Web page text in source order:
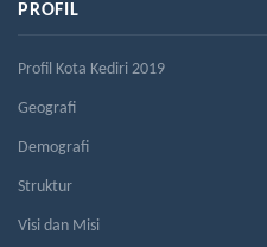
PROFIL
Profil Kota Kediri 2019
Geografi
Demografi
Struktur
Visi dan Misi